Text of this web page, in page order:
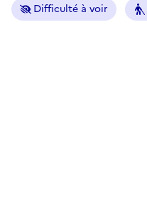
Difficulté à voir